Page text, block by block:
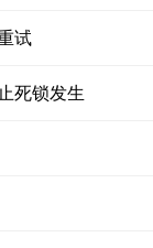
试
死锁发生